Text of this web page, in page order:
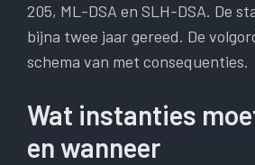
205, ML-DSA en SLH-DSA. De
bijna twee jaar gereed. De
schema van met consequenties.
Wat instanties
en wanneer